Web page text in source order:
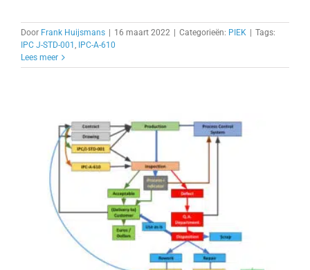
Door Frank Huijsmans 16 maart 2022 Categorieën: PIEK
Tags:
IPC J-STD-001 , IPC-A-610
Lees meer